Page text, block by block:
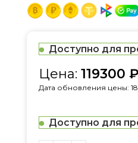
Доступно для
Цена: 119300 ₽
Дата обновления цены:
Доступно для